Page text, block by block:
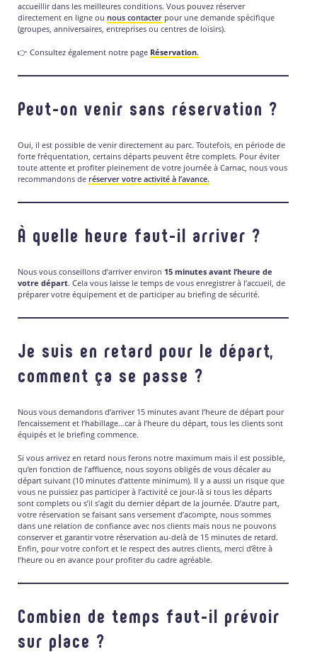
accueillir dans les meilleures conditions. Vous pouvez réserver
directement en ligne ou nous contacter pour une demande spécifique
(groupes, anniversaires, entreprises ou centres de loisirs).
👉 Consultez également notre page Réservation.
Peut-on venir sans réservation ?
Oui, il est possible de venir directement au parc. Toutefois, en période de
forte fréquentation, certains départs peuvent être complets. Pour éviter
toute attente et profiter pleinement de votre journée à Carnac, nous vous
recommandons de réserver votre activité à l’avance.
À quelle heure faut-il arriver ?
Nous vous conseillons d’arriver environ 15 minutes avant l’heure de
votre départ. Cela vous laisse le temps de vous enregistrer à l’accueil, de
préparer votre équipement et de participer au briefing de sécurité.
Je suis en retard pour le départ,
comment ça se passe ?
Nous vous demandons d’arriver 15 minutes avant l’heure de départ pour
l’encaissement et l’habillage…car à l’heure du départ, tous les clients sont
équipés et le briefing commence.
Si vous arrivez en retard nous ferons notre maximum mais il est possible,
qu’en fonction de l’affluence, nous soyons obligés de vous décaler au
départ suivant (10 minutes d’attente minimum). Il y a aussi un risque que
vous ne puissiez pas participer à l’activité ce jour-là si tous les départs
sont complets ou s’il s’agit du dernier départ de la journée. D’autre part,
votre réservation se faisant sans versement d’acompte, nous sommes
dans une relation de confiance avec nos clients mais nous ne pouvons
conserver et garantir votre réservation au-delà de 15 minutes de retard.
Enfin, pour votre confort et le respect des autres clients, merci d’être à
l’heure ou en avance pour profiter du cadre agréable.
Combien de temps faut-il prévoir
sur place ?